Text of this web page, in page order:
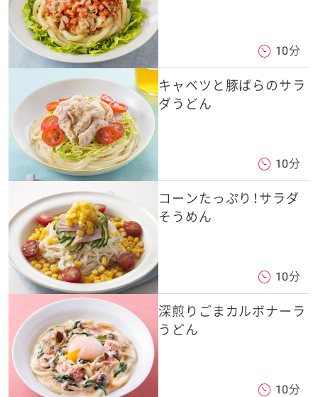
10分
キャベツと豚ばらのサラ
ダうどん
10分
コーンたっぷり！サラダ
そうめん
10分
深煎りごまカルボナーラ
うどん
10分